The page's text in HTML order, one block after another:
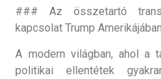
### Az összetartó
kapcsolat Trump Amerikájában
A modern világban, ahol a
politikai ellentétek